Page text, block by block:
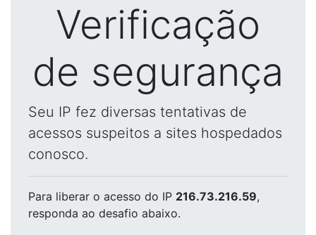
Verificação
de segurança
Seu IP fez diversas tentativas de
acessos suspeitos a sites hospedados
conosco.
Para liberar o acesso do IP 216.73.216.59,
responda ao desafio abaixo.